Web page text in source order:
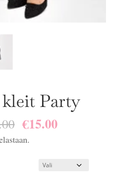
kleit Party
Algne
hind
€45.00.
€15.00Praegune
€15.00.